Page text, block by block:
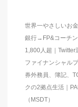
世界一やさしいお
銀行→FP&コーチ
1,800人超｜Twitter
ファイナンシャル
券外務員、簿記、
クの2拠点生活｜
（MSDT）